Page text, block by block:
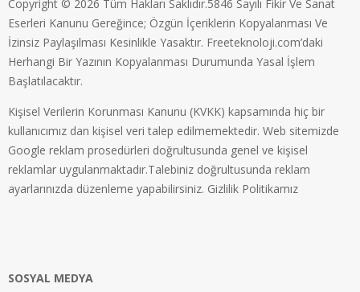
Copyright © 2026 Tüm Hakları Saklıdır.5846 Sayılı Fikir Ve Sanat
Eserleri Kanunu Gereğince; Özgün İçeriklerin Kopyalanması Ve
İzinsiz Paylaşılması Kesinlikle Yasaktır. Freeteknoloji.com’daki
Herhangi Bir Yazının Kopyalanması Durumunda Yasal İşlem
Başlatılacaktır.
Kişisel Verilerin Korunması Kanunu (KVKK) kapsamında hiç bir
kullanıcımız dan kişisel veri talep edilmemektedir. Web sitemizde
Google reklam prosedürleri doğrultusunda genel ve kişisel
reklamlar uygulanmaktadır.Talebiniz doğrultusunda reklam
ayarlarınızda düzenleme yapabilirsiniz. Gizlilik Politikamız
SOSYAL MEDYA